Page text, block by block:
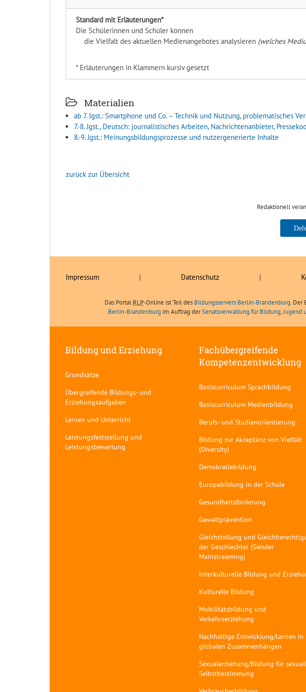
Standard mit Erläuterungen*
Die Schülerinnen und Schüler können
die Vielfalt des aktuellen Medienangebotes analysieren (welches
* Erläuterungen in Klammern kursiv gesetzt
Materialien
ab 7. Jgst.: Smartphone und Co. – Technik und Nutzung, problematisches
7.-8. Jgst., Deutsch: journalistisches Arbeiten, Nachrichtenanbieter,
8.-9. Jgst.: Meinungsbildungsprozesse und nutzergenerierte Inhalte
zurück zur Übersicht
Redaktionell
Impressum | Datenschutz |
Das Portal RLP-Online ist Teil des Bildungsservers Berlin-Brandenburg. Der
Berlin-Brandenburg im Auftrag derSenatsverwaltung für Bildung, Jugend
Bildung und Erziehung
Grundsätze
Übergreifende Bildungs- und
Erziehungsaufgaben
Lernen und Unterricht
Leistungsfeststellung und
Leistungsbewertung
Fachübergreifende
Kompetenzentwicklung
Basiscurriculum Sprachbildung
Basiscurriculum Medienbildung
Berufs- und Studienorientierung
Bildung zur Akzeptanz von Vielfalt
(Diversity)
Demokratiebildung
Europabildung in der Schule
Gesundheitsförderung
Gewaltprävention
Gleichstellung und
der Geschlechter (Gender
Mainstreaming)
Interkulturelle Bildung und
Kulturelle Bildung
Mobilitätsbildung und
Verkehrserziehung
Nachhaltige Entwicklung/Lernen in
globalen Zusammenhängen
Sexualerziehung/Bildung für
Selbstbestimmung